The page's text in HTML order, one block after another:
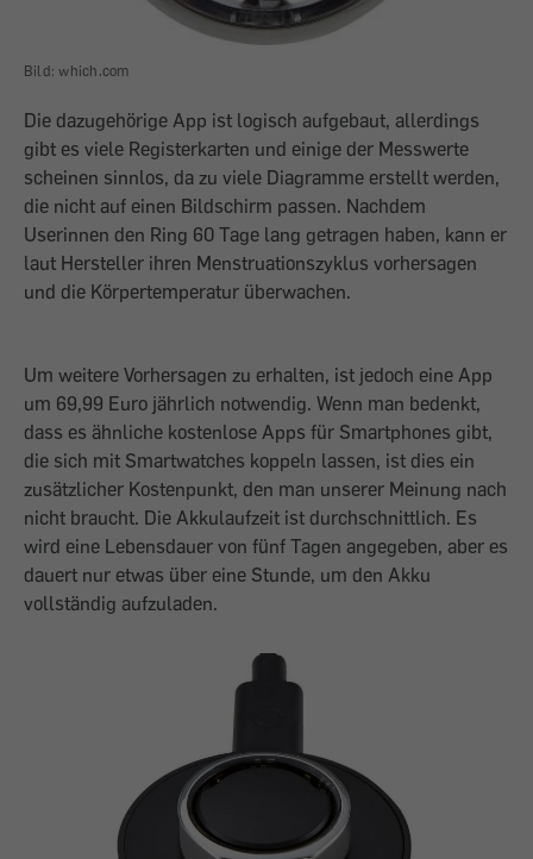
Bild: which.com
Die dazugehörige App ist logisch aufgebaut, allerdings
gibt es viele Registerkarten und einige der Messwerte
scheinen sinnlos, da zu viele Diagramme erstellt werden,
die nicht auf einen Bildschirm passen. Nachdem
Userinnen den Ring 60 Tage lang getragen haben, kann er
laut Hersteller ihren Menstruationszyklus vorhersagen
und die Körpertemperatur überwachen.
Um weitere Vorhersagen zu erhalten, ist jedoch eine App
um 69,99 Euro jährlich notwendig. Wenn man bedenkt,
dass es ähnliche kostenlose Apps für Smartphones gibt,
die sich mit Smartwatches koppeln ­lassen, ist dies ein
zusätzlicher Kostenpunkt, den man unserer Meinung nach
nicht braucht. Die Akkulaufzeit ist durchschnittlich. Es
wird eine Lebensdauer von fünf Tagen angegeben, aber es
­dauert nur etwas über eine Stunde, um den Akku
vollständig aufzuladen.